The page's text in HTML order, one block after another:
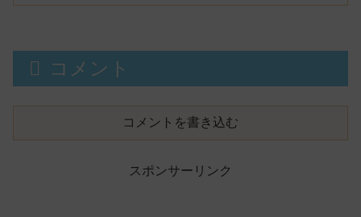
コメント
コメントを書き込む
スポンサーリンク